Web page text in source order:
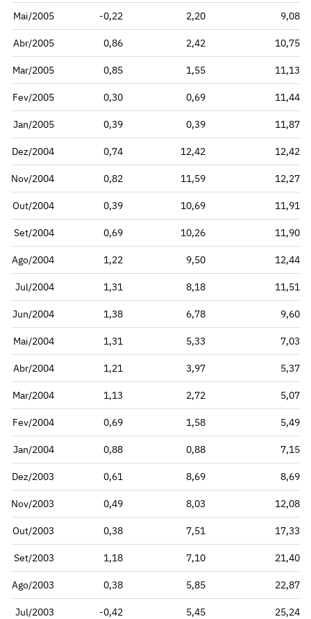
Mai/2005 -0,22 2,20 9,08
Abr/2005 0,86 2,42 10,75
Mar/2005 0,85 1,55 11,13
Fev/2005 0,30 0,69 11,44
Jan/2005 0,39 0,39 11,87
Dez/2004 0,74 12,42 12,42
Nov/2004 0,82 11,59 12,27
Out/2004 0,39 10,69 11,91
Set/2004 0,69 10,26 11,90
Ago/2004 1,22 9,50 12,44
Jul/2004 1,31 8,18 11,51
Jun/2004 1,38 6,78 9,60
Mai/2004 1,31 5,33 7,03
Abr/2004 1,21 3,97 5,37
Mar/2004 1,13 2,72 5,07
Fev/2004 0,69 1,58 5,49
Jan/2004 0,88 0,88 7,15
Dez/2003 0,61 8,69 8,69
Nov/2003 0,49 8,03 12,08
Out/2003 0,38 7,51 17,33
Set/2003 1,18 7,10 21,40
Ago/2003 0,38 5,85 22,87
Jul/2003 -0,42 5,45 25,24